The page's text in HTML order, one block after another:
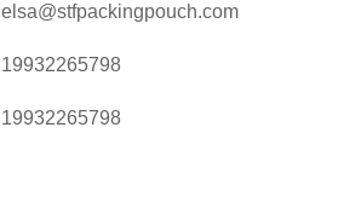
elsa@stfpackingpouch.com
19932265798
19932265798